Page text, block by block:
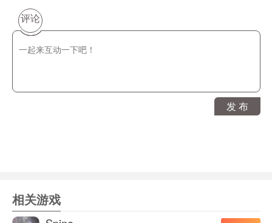
以在游戏中体验拯救地球的壮举!
游戏背景
采用最新3D引擎打造未来科幻风格。赛博朋克般的主城，
梭于各大星球之间，争夺星际霸主。重新定义跨服玩法，
解决了MMO游戏经常合服的痛点，实现了永无鬼服!让日
术、防御和治疗，养成、强化、装置系统加持，让每个机
甲都拥有独特的属性，职业可以根据战况随时切换。全面
评论
发 布
相关游戏